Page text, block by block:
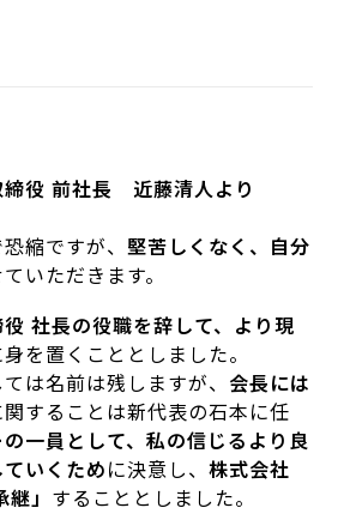
役 前社長 近藤清人より
縮ですが、 堅苦しくなく、自分
いただきます。
社長の役職を辞して、より現
身を置くこととしました。
は名前は残しますが、 会長には
することは新代表の石本に任
一員として、私の信じるより良
いくために決意し、 株式会社
」 することとしました。